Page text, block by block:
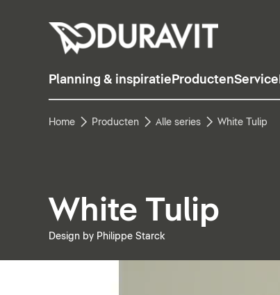
Planning & inspiratie ProductenService
Home Producten Alle series White Tulip
White Tulip
Design by Philippe Starck